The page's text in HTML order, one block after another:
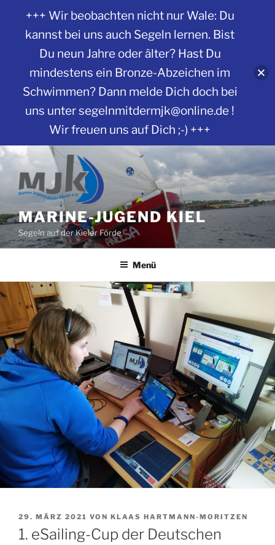
Zum
Inhalt
springen
MARINE-JUGEND KIEL
Segeln auf der Kieler Förde
Menü
VERÖFFENTLICHT
AM
29. MÄRZ 2021 VON KLAAS HARTMANN-MORITZEN
1. eSailing-Cup der Deutschen
+++ Wir beobachten nicht nur Wale: Du
kannst bei uns auch Segeln lernen. Bist
Du neun Jahre oder älter? Hast Du
mindestens ein Bronze-Abzeichen im
Schwimmen? Dann melde Dich doch bei
uns unter segelnmitdermjk@online.de !
Wir freuen uns auf Dich ;-) +++